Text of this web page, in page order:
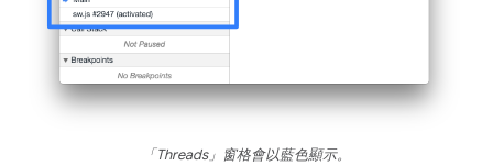
「Threads」 窗格會以藍色顯示。